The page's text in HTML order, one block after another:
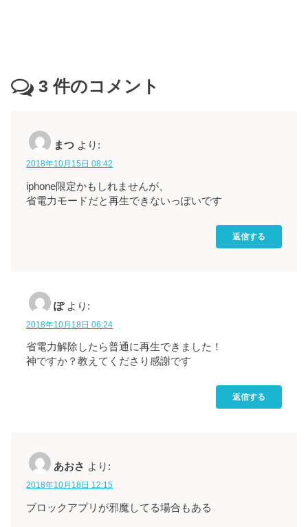
3 件のコメント
まつ より:
2018年10月15日 08:42
iphone限定かもしれませんが、
省電力モードだと再生できないっぽいです
返信する
ぽ より:
2018年10月18日 06:24
省電力解除したら普通に再生できました！
神ですか？教えてくださり感謝です
返信する
あおさ より:
2018年10月18日 12:15
ブロックアプリが邪魔してる場合もある